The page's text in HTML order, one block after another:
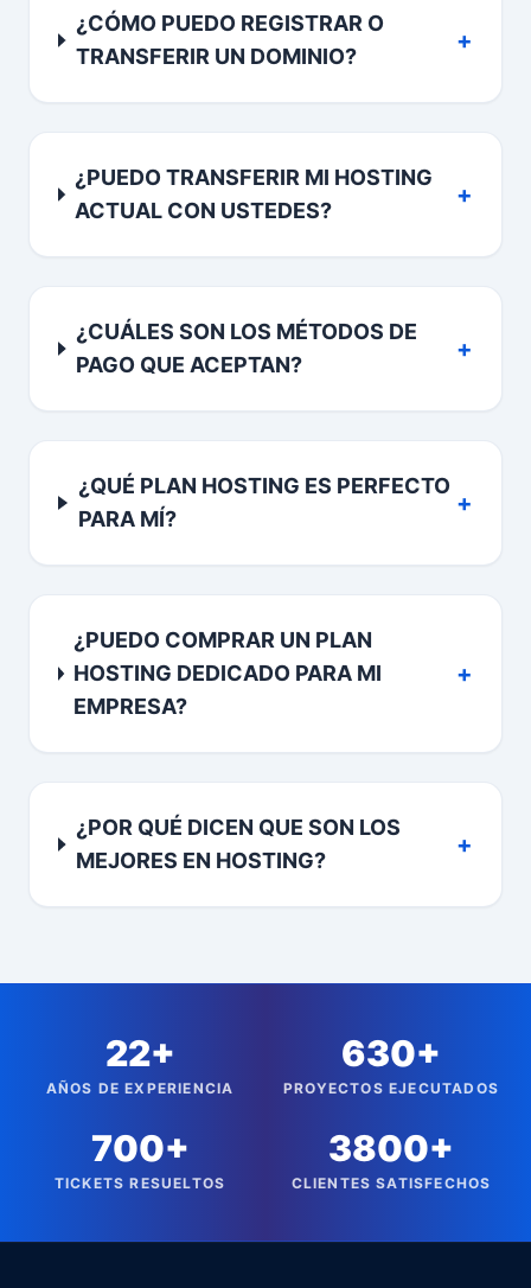
¿CÓMO PUEDO REGISTRAR O
TRANSFERIR UN DOMINIO?
+
¿PUEDO TRANSFERIR MI HOSTING
ACTUAL CON USTEDES?
+
¿CUÁLES SON LOS MÉTODOS DE
PAGO QUE ACEPTAN?
+
¿QUÉ PLAN HOSTING ES PERFECTO
PARA MÍ?
+
¿PUEDO COMPRAR UN PLAN
HOSTING DEDICADO PARA MI
EMPRESA?
+
¿POR QUÉ DICEN QUE SON LOS
MEJORES EN HOSTING?
+
22+
AÑOS DE EXPERIENCIA
630+
PROYECTOS EJECUTADOS
700+
TICKETS RESUELTOS
3800+
CLIENTES SATISFECHOS